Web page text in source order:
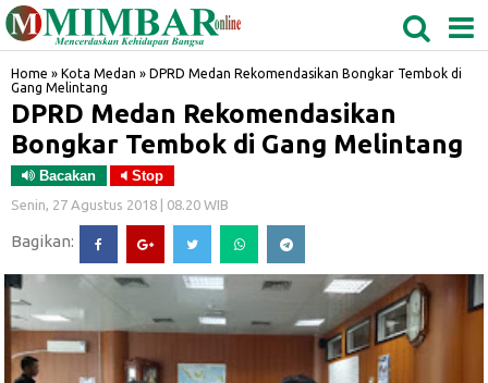
BIDANGRO
Home » Kota Medan » DPRD Medan Rekomendasikan Bongkar Tembok di
Gang Melintang
DPRD Medan Rekomendasikan
Bongkar Tembok di Gang Melintang
Bacakan Stop
Senin, 27 Agustus 2018 | 08.20 WIB
Bagikan: